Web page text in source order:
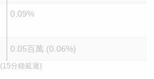
0.09%
0.05百萬 (0.06%)
(15分鐘延遲)